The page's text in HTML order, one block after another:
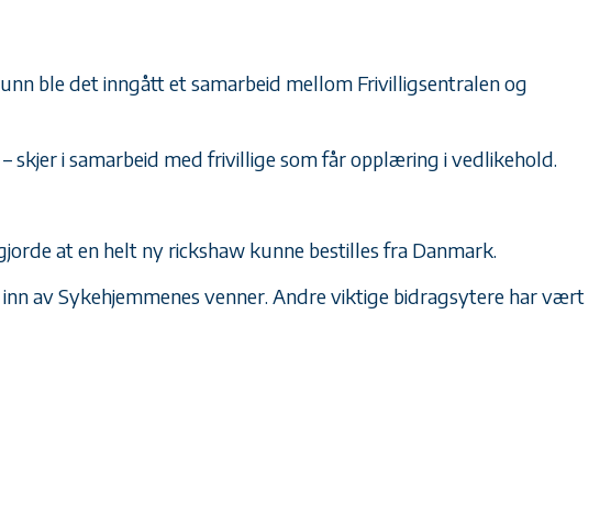
ble det inngått et samarbeid mellom Frivilligsentralen og
i samarbeid med frivillige som får opplæring i vedlikehold.
at en helt ny rickshaw kunne bestilles fra Danmark.
av Sykehjemmenes venner. Andre viktige bidragsytere har vært